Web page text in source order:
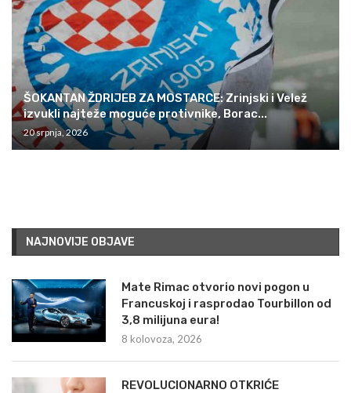
ŠOKANTAN ŽDRIJEB ZA MOSTARCE: Zrinjski i Velež
izvukli najteže moguće protivnike, Borac...
20 srpnja, 2026
NAJNOVIJE OBJAVE
Mate Rimac otvorio novi pogon u
Francuskoj i rasprodao Tourbillon od
3,8 milijuna eura!
8 kolovoza, 2026
REVOLUCIONARNO OTKRIĆE